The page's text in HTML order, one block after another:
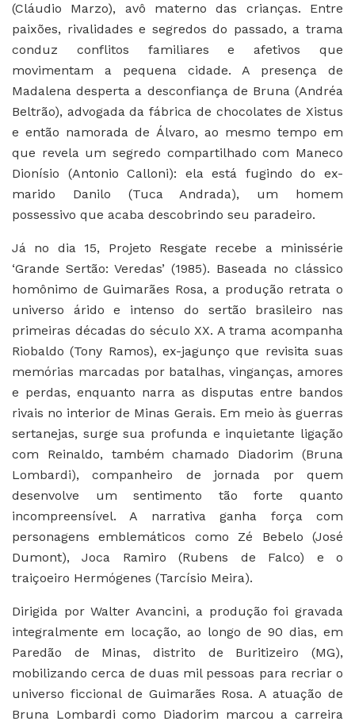
(Cláudio Marzo), avô materno das crianças. Entre
paixões, rivalidades e segredos do passado, a trama
conduz conflitos familiares e afetivos que
movimentam a pequena cidade. A presença de
Madalena desperta a desconfiança de Bruna (Andréa
Beltrão), advogada da fábrica de chocolates de Xistus
e então namorada de Álvaro, ao mesmo tempo em
que revela um segredo compartilhado com Maneco
Dionísio (Antonio Calloni): ela está fugindo do ex-
marido Danilo (Tuca Andrada), um homem
possessivo que acaba descobrindo seu paradeiro.
Já no dia 15, Projeto Resgate recebe a minissérie
‘Grande Sertão: Veredas’ (1985). Baseada no clássico
homônimo de Guimarães Rosa, a produção retrata o
universo árido e intenso do sertão brasileiro nas
primeiras décadas do século XX. A trama acompanha
Riobaldo (Tony Ramos), ex-jagunço que revisita suas
memórias marcadas por batalhas, vinganças, amores
e perdas, enquanto narra as disputas entre bandos
rivais no interior de Minas Gerais. Em meio às guerras
sertanejas, surge sua profunda e inquietante ligação
com Reinaldo, também chamado Diadorim (Bruna
Lombardi), companheiro de jornada por quem
desenvolve um sentimento tão forte quanto
incompreensível. A narrativa ganha força com
personagens emblemáticos como Zé Bebelo (José
Dumont), Joca Ramiro (Rubens de Falco) e o
traiçoeiro Hermógenes (Tarcísio Meira).
Dirigida por Walter Avancini, a produção foi gravada
integralmente em locação, ao longo de 90 dias, em
Paredão de Minas, distrito de Buritizeiro (MG),
mobilizando cerca de duas mil pessoas para recriar o
universo ficcional de Guimarães Rosa. A atuação de
Bruna Lombardi como Diadorim marcou a carreira